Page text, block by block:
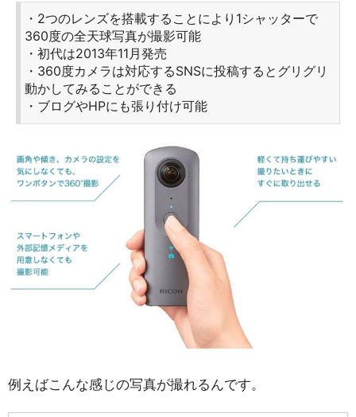
・2つのレンズを搭載することにより1シャッターで
360度の全天球写真が撮影可能
・初代は2013年11月発売
・360度カメラは対応するSNSに投稿するとグリグリ
動かしてみることができる
・ブログやHPにも張り付け可能
例えばこんな感じの写真が撮れるんです。